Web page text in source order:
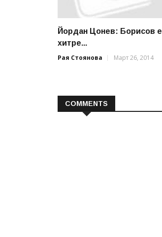
Йордан Цонев: Борисов е
хитре...
Рая Стоянова
Март 26, 2014
COMMENTS